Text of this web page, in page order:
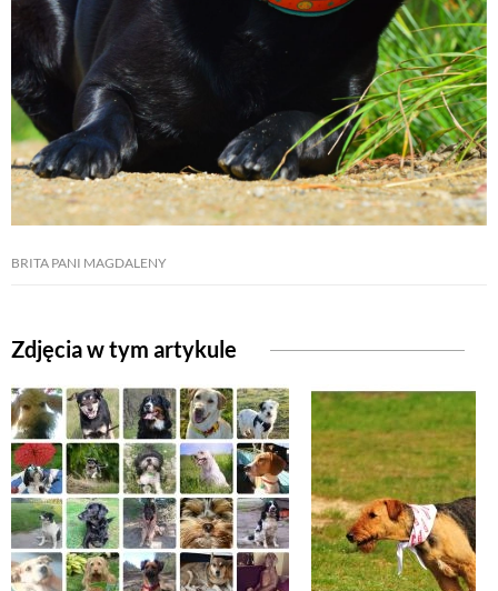
BRITA PANI MAGDALENY
Zdjęcia w tym artykule
URODA
NATURALNA APTECZKA
DLA DOMU
EKO ŻYCIE
ZWIERZĘTA DOMOWE
ZWIERZĘTA W NATURZE
GRZYBY
KRAJOBRAZ